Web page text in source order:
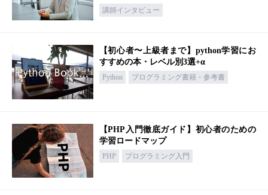
講師インタビュー
【初心者〜上級者まで】python学習にお
すすめの本・レベル別3選+α
Python プログラミング書籍・参考書
【PHP入門徹底ガイド】初心者のための
学習ロードマップ
PHP プログラミング入門